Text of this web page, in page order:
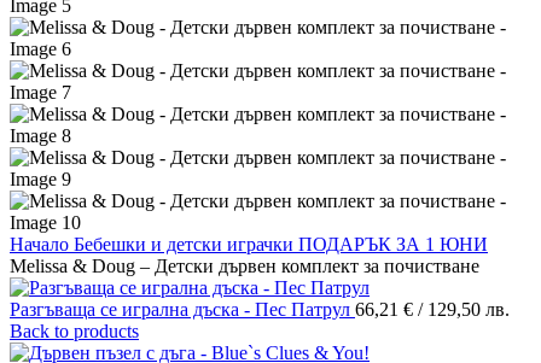
Начало Бебешки и детски играчки ПОДАРЪК ЗА 1 ЮНИ
Melissa & Doug – Детски дървен комплект за почистване
Разгъваща се игрална дъска - Пес Патрул 66,21 € / 129,50 лв.
Back to products